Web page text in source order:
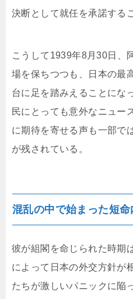
決断として就任を承諾する
こうして1939年8月30日、
場を保ちつつも、日本の最
台に足を踏みえることにな
民にとっても意外なニュー
に期待を寄せる声も一部で
が残されている。
混乱の中で始まった短
彼が組閣を命じられた時期
によって日本の外交方針が
たちが激しいパニックに陥